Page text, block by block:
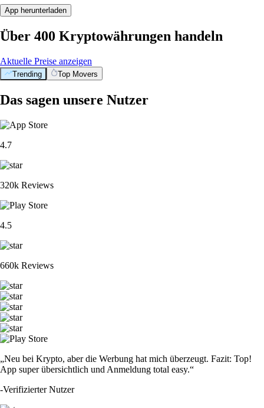
App herunterladen
Über 400 Kryptowährungen handeln
Aktuelle Preise anzeigen
Trending Top Movers
Das sagen unsere Nutzer
4.7
320k Reviews
4.5
660k Reviews
„Neu bei Krypto, aber die Werbung hat mich überzeugt. Fazit: Top!
App super übersichtlich und Anmeldung total easy.“
-Verifizierter Nutzer